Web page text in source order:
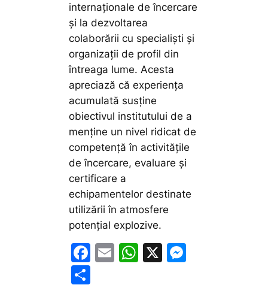
internaționale de încercare
și la dezvoltarea
colaborării cu specialiști și
organizații de profil din
întreaga lume. Acesta
apreciază că experiența
acumulată susține
obiectivul institutului de a
menține un nivel ridicat de
competență în activitățile
de încercare, evaluare și
certificare a
echipamentelor destinate
utilizării în atmosfere
potențial explozive.
F
E
W X